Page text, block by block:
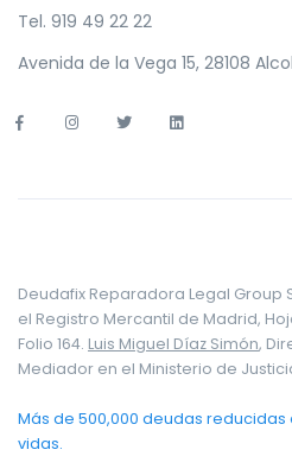
Tel. 919 49 22 22
Avenida de la Vega 15, 28108
Deudafix Reparadora Legal Group
el Registro Mercantil de Madrid,
Folio 164. Luis Miguel Díaz Simón,
Mediador en el Ministerio de
Más de 500,000 deudas
vidas.